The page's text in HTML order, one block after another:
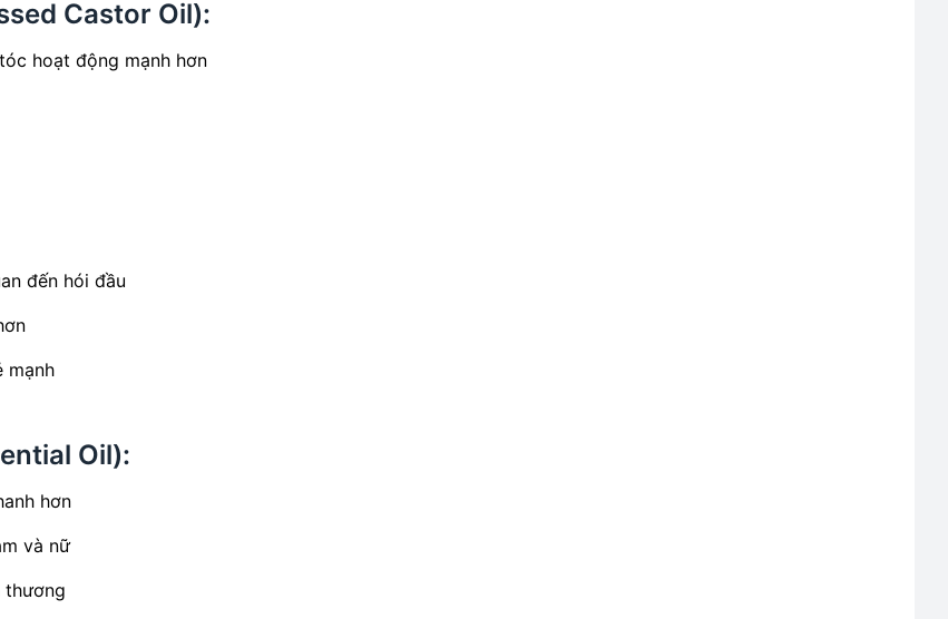
Castor Oil):
hoạt động mạnh hơn
đến hói đầu
mạnh
Oil):
hơn
và nữ
thương